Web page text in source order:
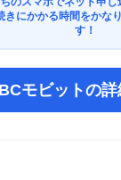
きにかかる時間をかな
す！
モビットの詳